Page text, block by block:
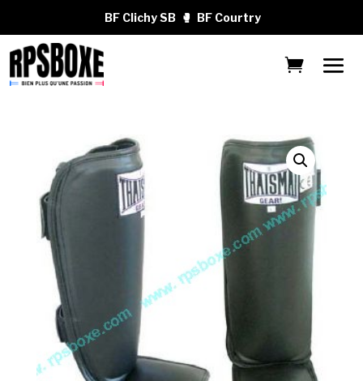
BF Clichy SB 🥊 BF Courtry